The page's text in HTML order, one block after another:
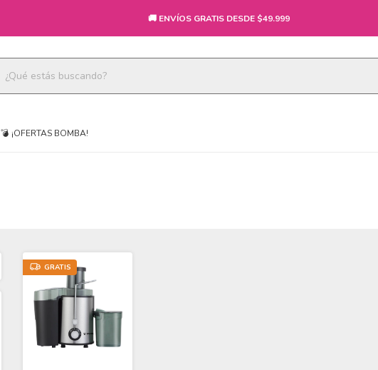
🚚 ENVÍOS GRATIS DESDE $49.999
💣 ¡OFERTAS BOMBA!
GRATIS